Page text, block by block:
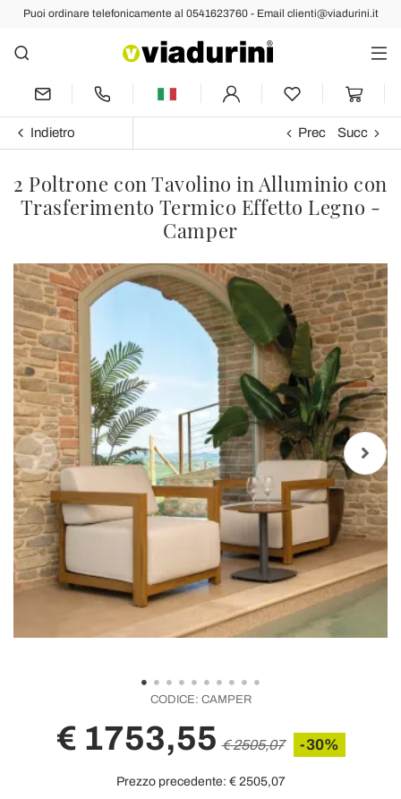
Puoi ordinare telefonicamente al 0541623760 - Email clienti@viadurini.it
Indietro Prec Succ
2 Poltrone con Tavolino in Alluminio con
Trasferimento Termico Effetto Legno -
Camper
CODICE: CAMPER
€ 1753,55 € 2505,07 -30%
Prezzo precedente: € 2505,07